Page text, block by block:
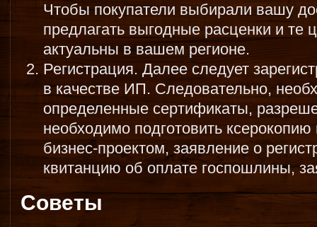
Чтобы покупатели выбирали вашу
предлагать выгодные расценки и те
актуальны в вашем регионе.
Регистрация. Далее следует
в качестве ИП. Следовательно,
определенные сертификаты,
необходимо подготовить
бизнес-проектом, заявление о
квитанцию об оплате госпошлины,
Советы